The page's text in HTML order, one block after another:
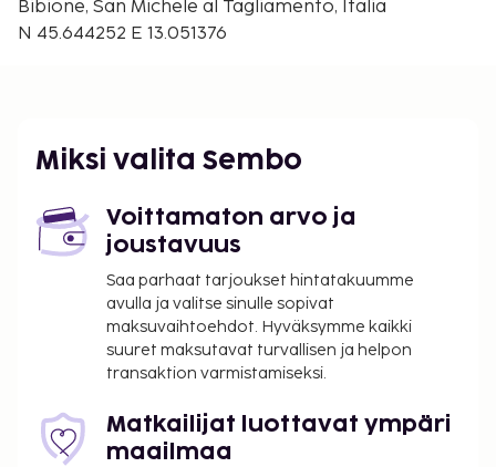
Palveluihin kuuluu ilmainen pysäköinti. Hyödynnä
sovellettavat verot:
majoituspaikassa. Veron määrä riippuu
kaudesta, eikä sitä välttämättä peritä ympäri
vuoden. Muita poikkeuksia tai alennuksia
saatetaan soveltaa. Lisätietoja saat ottamalla
yhteyttä majoituspaikkaan
varausvahvistuksessa olevia tietoja käyttäen.
Kaupungin perimä vero: 1.10.–30.4. välisenä
korkeintaan 10 yöltä. Tätä veroa ei peritä alle 4
vuotta vanhoilta lapsilta.
Bibione, San Michele al Tagliamento, Italia
N 45.644252 E 13.051376
Miksi valita Sembo
Voittamaton arvo ja
joustavuus
Saa parhaat tarjoukset hintatakuumme
avulla ja valitse sinulle sopivat
maksuvaihtoehdot. Hyväksymme kaikki
suuret maksutavat turvallisen ja helpon
transaktion varmistamiseksi.
Matkailijat luottavat ympäri
maailmaa